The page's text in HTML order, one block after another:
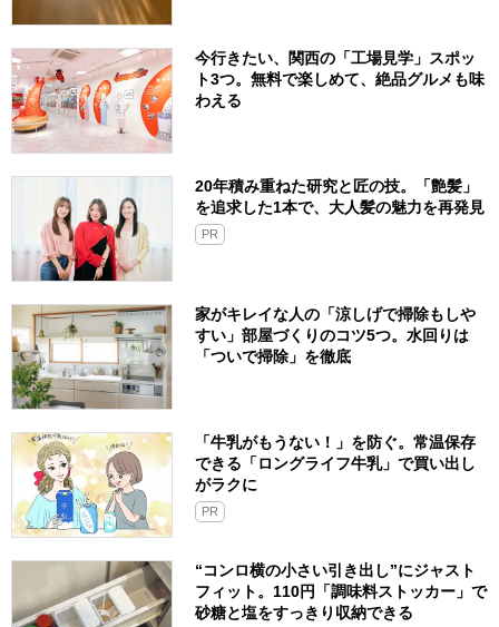
今行きたい、関西の「工場見学」スポッ
ト3つ。無料で楽しめて、絶品グルメも味
わえる
20年積み重ねた研究と匠の技。「艶髪」
を追求した1本で、大人髪の魅力を再発見
PR
家がキレイな人の「涼しげで掃除もしや
すい」部屋づくりのコツ5つ。水回りは
「ついで掃除」を徹底
「牛乳がもうない！」を防ぐ。常温保存
できる「ロングライフ牛乳」で買い出し
がラクに
PR
“コンロ横の小さい引き出し”にジャスト
フィット。110円「調味料ストッカー」で
砂糖と塩をすっきり収納できる